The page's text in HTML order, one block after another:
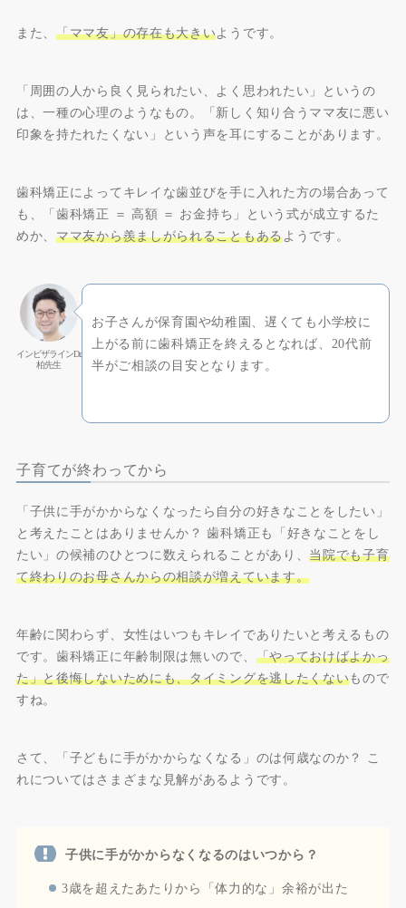
また、「ママ友」の存在も大きいようです。
「周囲の人から良く見られたい、よく思われたい」というの
は、一種の心理のようなもの。「新しく知り合うママ友に悪い
印象を持たれたくない」という声を耳にすることがあります。
歯科矯正によってキレイな歯並びを手に入れた方の場合あって
も、「歯科矯正 ＝ 高額 ＝ お金持ち」という式が成立するた
めか、ママ友から羨ましがられることもあるようです。
インビザラインDr.
柏先生
お子さんが保育園や幼稚園、遅くても小学校に
上がる前に歯科矯正を終えるとなれば、20代前
半がご相談の目安となります。
子育てが終わってから
「子供に手がかからなくなったら自分の好きなことをしたい」
と考えたことはありませんか？ 歯科矯正も「好きなことをし
たい」の候補のひとつに数えられることがあり、当院でも子育
て終わりのお母さんからの相談が増えています。
年齢に関わらず、女性はいつもキレイでありたいと考えるもの
です。歯科矯正に年齢制限は無いので、 「やっておけばよかっ
た」と後悔しないためにも、タイミングを逃したくないもので
すね。
さて、「子どもに手がかからなくなる」のは何歳なのか？ こ
れについてはさまざまな見解があるようです。
子供に手がかからなくなるのはいつから？
3歳を超えたあたりから「体力的な」余裕が出た